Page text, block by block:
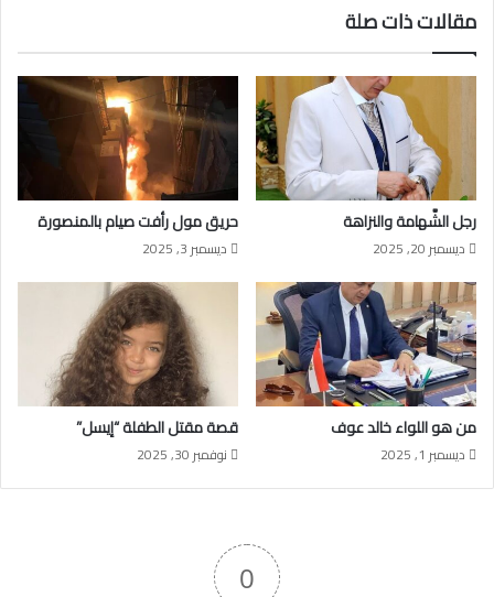
مقالات ذات صلة
رجل الشَّهامة والنزاهة
ديسمبر 20, 2025
حريق مول رأفت صيام بالمنصورة
ديسمبر 3, 2025
من هو اللواء خالد عوف
ديسمبر 1, 2025
قصة مقتل الطفلة “إيسل”
نوفمبر 30, 2025
0